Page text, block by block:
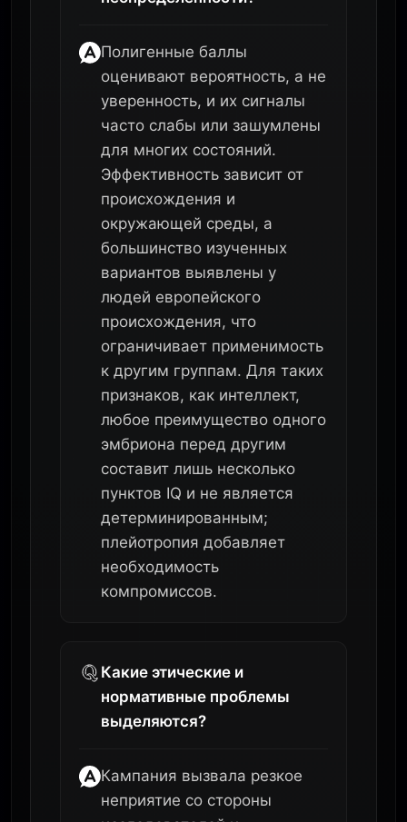
Полигенные баллы
оценивают вероятность, а не
уверенность, и их сигналы
часто слабы или зашумлены
для многих состояний.
Эффективность зависит от
происхождения и
окружающей среды, а
большинство изученных
вариантов выявлены у
людей европейского
происхождения, что
ограничивает применимость
к другим группам. Для таких
признаков, как интеллект,
любое преимущество одного
эмбриона перед другим
составит лишь несколько
пунктов IQ и не является
детерминированным;
плейотропия добавляет
необходимость
компромиссов.
Какие этические и
нормативные проблемы
выделяются?
Кампания вызвала резкое
неприятие со стороны